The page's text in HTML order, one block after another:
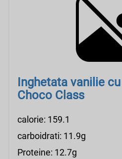
Inghetata vanilie
Choco Class
calorie: 159.1
carboidrati: 11.9g
Proteine: 12.7g